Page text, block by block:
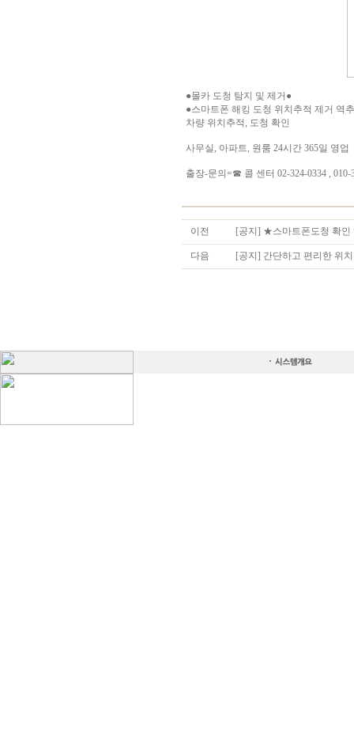
●몰카 도청 탐지 및 제거●
●스마트폰 해킹 도청 위치추적 제거 역
차량 위치추적, 도청 확인
사무실, 아파트, 원룸 24시간 365일 영업
출장-문의=☎ 콜 센터 02-324-0334 , 010-
이전 [공지] ★스마트폰도청 확인
다음 [공지] 간단하고 편리한 위